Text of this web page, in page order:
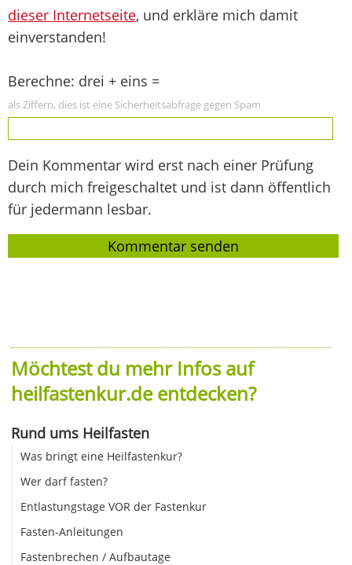
dieser Internetseite, und erkläre mich damit
einverstanden!
Berechne: drei + eins =
als Ziffern, dies ist eine Sicherheitsabfrage gegen Spam
Dein Kommentar wird erst nach einer Prüfung
durch mich freigeschaltet und ist dann öffentlich
für jedermann lesbar.
Möchtest du mehr Infos auf
heilfastenkur.de entdecken?
Rund ums Heilfasten
Was bringt eine Heilfastenkur?
Wer darf fasten?
Entlastungstage VOR der Fastenkur
Fasten-Anleitungen
Fastenbrechen / Aufbautage